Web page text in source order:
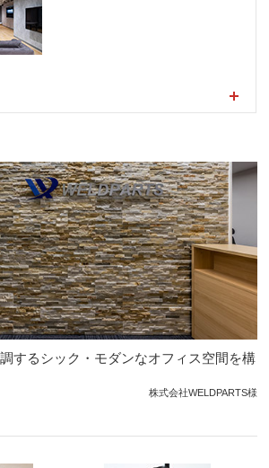
するシック・モダンなオフィス空間を構
株式会社WELDPARTS様